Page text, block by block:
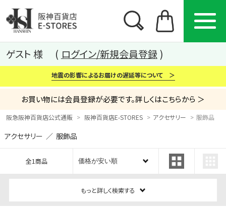
カテゴリー ブランド 特集
から探す
ゲスト 様 ログイン/新規会員登録
地震の影響によるお届けの遅延等について ＞
お買い物には会員登録が必要です。詳しくはこちらから ＞
阪急阪神百貨店公式通販 阪神百貨店E-STORES アクセサリー 服飾品
アクセサリー ／ 服飾品
全1商品
もっと詳しく検索する